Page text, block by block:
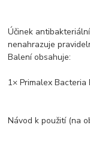
Účinek
nenahrazuje
Balení obsahuje:
1× Primalex
Návod k použití (na